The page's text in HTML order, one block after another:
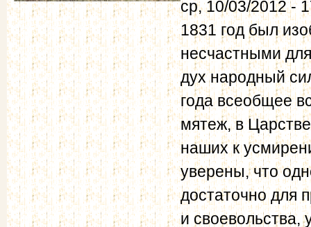
ср, 10/03/2012 -
1831 год был
несчастными
дух народный
года всеобщее
мятеж, в
наших к
уверены, что
достаточно для
и своевольства,